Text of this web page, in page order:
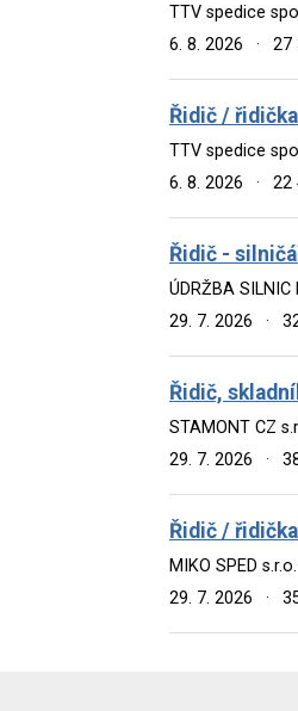
TTV spedice
6. 8. 2026
· 27
Řidič /
TTV spedice
6. 8. 2026
· 22
Řidič -
ÚDRŽBA
29. 7. 2026
·
Řidič,
STAMONT CZ
29. 7. 2026
·
Řidič /
MIKO SPED
29. 7. 2026
·